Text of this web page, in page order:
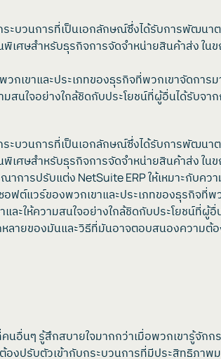
ะบวนการที่เป็นเอกลักษณ์ซึ่งได้รับการพัฒน
พิเศษสำหรับธุรกิจการจัดจำหน่ายสินค้าส่ง ใ
เขาและประเภทของธุรกิจที่พวกเขาจัดกา
นใจอย่างใกล้ชิดกับประโยชน์ที่ผู้อื่นได้รับจ
ะบวนการที่เป็นเอกลักษณ์ซึ่งได้รับการพัฒน
พิเศษสำหรับธุรกิจการจัดจำหน่ายสินค้าส่ง ใ
ารปรับแต่ง NetSuite ERP ให้เหมาะกับค
ฟต์แวร์ของพวกเขาและประเภทของธุรกิจ
ให้ความสนใจอย่างใกล้ชิดกับประโยชน์ที่ผู้อื่
หลายของมันและวิธีที่มันอาจตอบสนองความ
นๆ รู้สึกสบายใจมากกว่าเมื่อพวกเขารู้จักก
งปรับตัวเข้ากับกระบวนการที่มีประสิทธิภา